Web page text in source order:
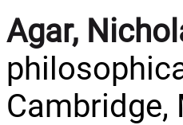
Agar,
Cambridge,